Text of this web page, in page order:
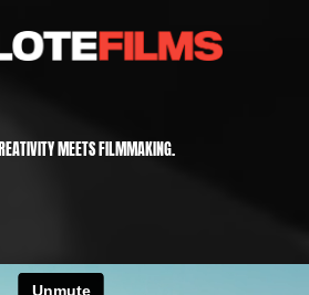
MEETS FILMMAKING.